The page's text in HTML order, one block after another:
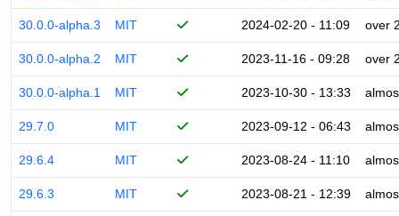
30.0.0-alpha.3 MIT 2024-02-20 - 11:09 over
30.0.0-alpha.2 MIT 2023-11-16 - 09:28 over
30.0.0-alpha.1 MIT 2023-10-30 - 13:33
29.7.0 MIT 2023-09-12 - 06:43
29.6.4 MIT 2023-08-24 - 11:10
29.6.3 MIT 2023-08-21 - 12:39